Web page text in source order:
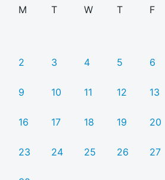
M
T W T F
2 3 4 5 6
9 10 11 12 13
16 17 18 19 20
23 24 25 26 27